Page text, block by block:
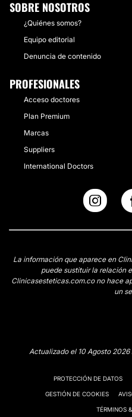
SOBRE NOSOTROS
¿Quiénes somos?
Equipo editorial
Denuncia de contenido
PROFESIONALES
Acceso doctores
Plan Premium
Marcas
Suppliers
International Doctors
La información que aparece en
puede sustituir la relación
Clinicasesteticas.com.co no hace
un
Actualizado el 10 Agosto 2026
PROTECCIÓN DE DATOS
GESTIÓN DE COOKIES
TÉRMINOS